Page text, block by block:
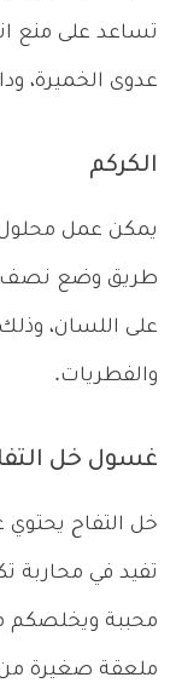
تساعد على منع
عدوى الخميرة،
الكركم
يمكن عمل
طريق وضع نصف
على اللسان،
والفطريات.
غسول خل
خل التفاح يحتوي
تفيد في محاربة
محببة ويخلصكم
ملعقة صغيرة من